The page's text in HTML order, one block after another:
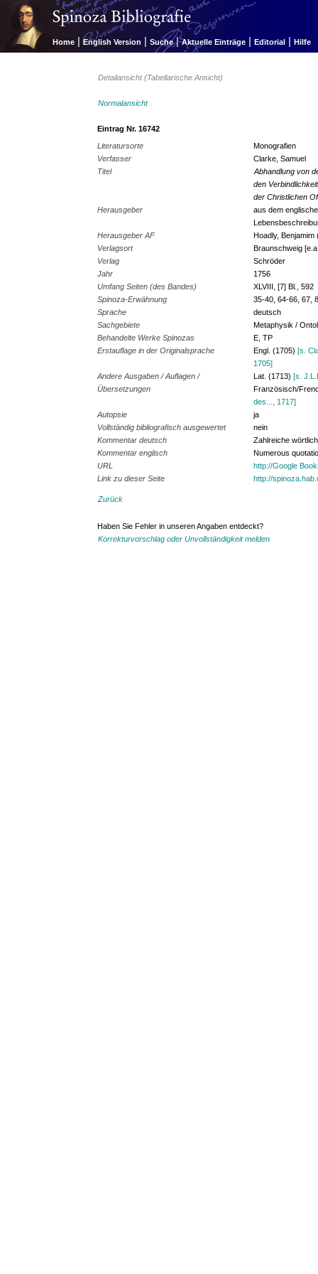
Home | English Version | Suche | Aktuelle Einträge | Editorial | Hilfe
Detailansicht (Tabellarische Ansicht)
Normalansicht
Eintrag Nr. 16742
Literatursorte
Monografien
Verfasser
Clarke, Samuel
Titel
Abhandlung von
den
der Christlichen
Herausgeber
aus dem
Herausgeber AF
Hoadly,
Verlagsort
Braunschweig
Verlag
Schröder
Jahr
1756
Umfang Seiten (des Bandes)
XLVIII, [7] Bl., 592
Spinoza-Erwähnung
35-40, 64-66, 67,
Sprache
deutsch
Sachgebiete
Metaphysik /
Behandelte Werke Spinozas
E, TP
Erstauflage in der Originalsprache
Engl. (1705)[s.
1705]
Andere Ausgaben / Auflagen /
Übersetzungen
Lat. (1713)[s.
Französisch/
des..., 1717]
Autopsie
ja
Vollständig bibliografisch ausgewertet
nein
Kommentar deutsch
Zahlreiche
Kommentar englisch
Numerous
URL
http://Google
Link zu dieser Seite
http://
Zurück
Haben Sie Fehler in unseren Angaben entdeckt?
Korrekturvorschlag oder Unvollständigkeit melden